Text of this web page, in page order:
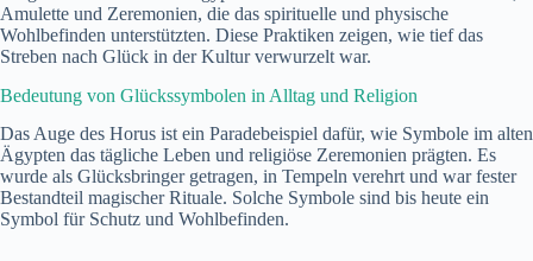
Amulette und Zeremonien, die das spirituelle und physische
Wohlbefinden unterstützten. Diese Praktiken zeigen, wie tief das
Streben nach Glück in der Kultur verwurzelt war.
Bedeutung von Glückssymbolen in Alltag und Religion
Das Auge des Horus ist ein Paradebeispiel dafür, wie Symbole im alten
Ägypten das tägliche Leben und religiöse Zeremonien prägten. Es
wurde als Glücksbringer getragen, in Tempeln verehrt und war fester
Bestandteil magischer Rituale. Solche Symbole sind bis heute ein
Symbol für Schutz und Wohlbefinden.